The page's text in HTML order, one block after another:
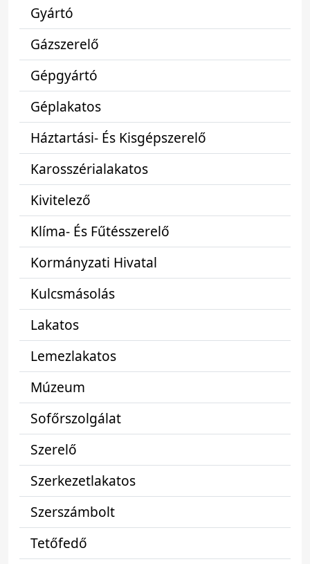
Gyártó
Gázszerelő
Gépgyártó
Géplakatos
Háztartási- És Kisgépszerelő
Karosszérialakatos
Kivitelező
Klíma- És Fűtésszerelő
Kormányzati Hivatal
Kulcsmásolás
Lakatos
Lemezlakatos
Múzeum
Sofőrszolgálat
Szerelő
Szerkezetlakatos
Szerszámbolt
Tetőfedő